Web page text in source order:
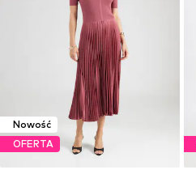
Nowość
OFERTA